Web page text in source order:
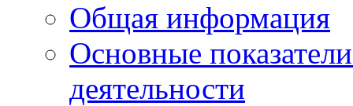
Общая информация
Основные
деятельности